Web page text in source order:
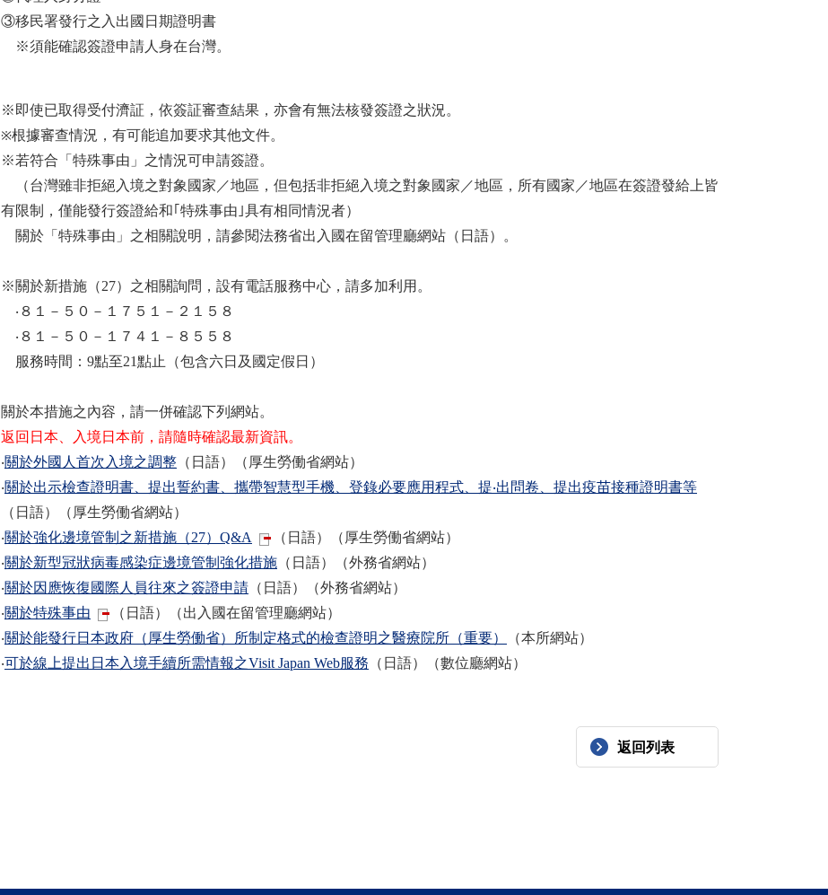
③移民署發行之入出國日期證明書
※須能確認簽證申請人身在台灣。
※即使已取得受付濟証，依簽証審查結果，亦會有無法核發簽證之狀況。
※根據審查情況，有可能追加要求其他文件。
※若符合「特殊事由」之情況可申請簽證。
（台灣雖非拒絕入境之對象國家／地區，但包括非拒絕入境之對象國家／地區，所有國家／地區在簽證發給上皆
有限制，僅能發行簽證給和｢特殊事由｣具有相同情況者）
關於「特殊事由」之相關說明，請參閱法務省出入國在留管理廳網站（日語）。
※關於新措施（27）之相關詢問，設有電話服務中心，請多加利用。
‧８１－５０－１７５１－２１５８
‧８１－５０－１７４１－８５５８
服務時間：9點至21點止（包含六日及國定假日）
關於本措施之內容，請一併確認下列網站。
返回日本、入境日本前，請隨時確認最新資訊。
‧關於外國人首次入境之調整 （日語）（厚生勞働省網站）
‧關於出示檢查證明書、提出誓約書、攜帶智慧型手機、登錄必要應用程式、提‧出問卷、提出疫苗接種證明書等
（日語）（厚生勞働省網站）
‧關於強化邊境管制之新措施（27）Q&A
（日語）（厚生勞働省網站）
‧關於新型冠狀病毒感染症邊境管制強化措施 （日語）（外務省網站）
‧關於因應恢復國際人員往來之簽證申請 （日語）（外務省網站）
‧關於特殊事由
（日語）（出入國在留管理廳網站）
‧關於能發行日本政府（厚生勞働省）所制定格式的檢查證明之醫療院所（重要）
（本所網站）
‧可於線上提出日本入境手續所需情報之Visit Japan Web服務 （日語）（數位廳網站）
返回列表